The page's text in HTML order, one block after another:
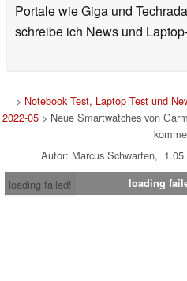
Portale wie Giga und
schreibe ich News und
> Notebook Test, Laptop Test und
2022-05 > Neue Smartwatches von
Autor: Marcus Schwarten,
loading failed!
loading